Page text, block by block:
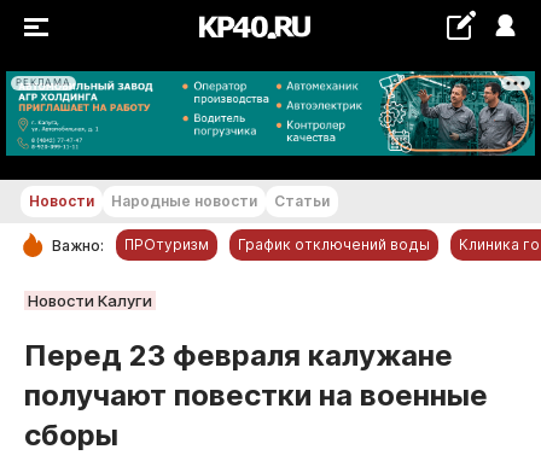
РЕКЛАМА
+20...+21 °С
РУБРИКИ
Обнинск
Новости компаний
Статьи
Народные новости
Новости Народные новости Статьи
Важно: ПРОтуризм График отключений воды Клиника
Новости Калуги
Перед 23 февраля калужане
получают повестки на военные
сборы